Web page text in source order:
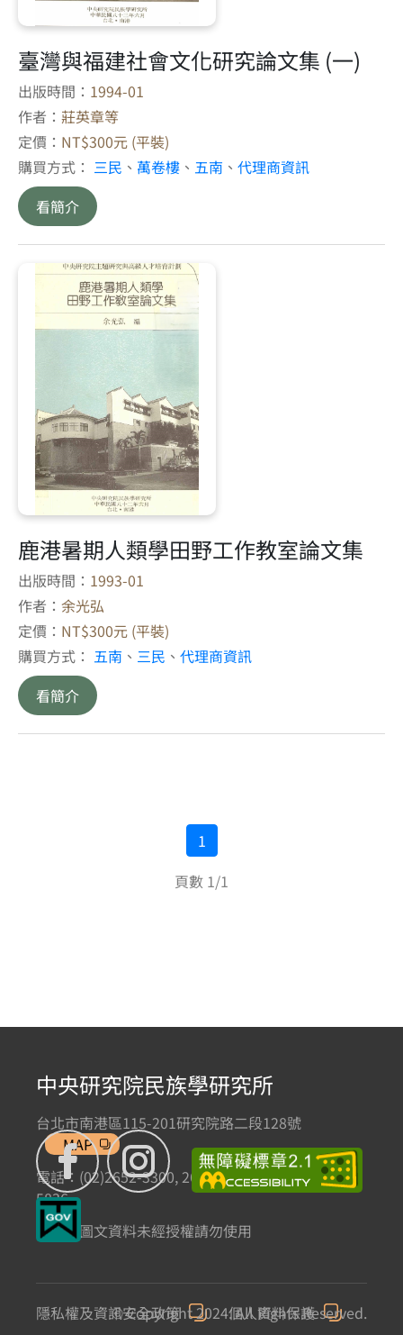
臺灣與福建社會文化研究論文集 (一)
出版時間： 1994-01
作者： 莊英章等
定價： NT$300元 (平裝)
購買方式： 三民 、 萬卷樓 、 五南 、 代理商資訊
看簡介
鹿港暑期人類學田野工作教室論文集
出版時間： 1993-01
作者： 余光弘
定價： NT$300元 (平裝)
購買方式： 五南 、 三民 、 代理商資訊
看簡介
1
頁數 1/1
中央研究院民族學研究所
台北市南港區115-201研究院路二段128號
MAP
電話：(02)2652-3300, 2652-3301 傳真：(02)2785-
5836
本網站圖文資料未經授權請勿使用
隱私權及資訊安全政策 個人資料保護
© Copyright 2024. All Rights Reserved.